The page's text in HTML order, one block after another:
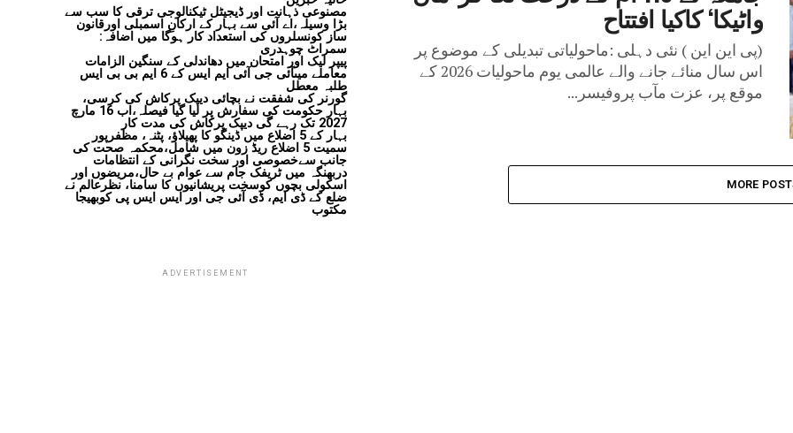
واٹیکا‘ کاکیا افتتاح
(پی این این ) نئی دہلی :ماحولیاتی تبدیلی کے موضوع پر
اس سال منائے جانے والے عالمی یوم ماحولیات 2026 کے
موقع پر، عزت مآب پروفیسر...
MORE
مصنوعی ذہانت اور ڈیجیٹل ٹیکنالوجی ترقی کا سب سے
بڑا وسیلہ،اے آئی سے بہار کے ارکانِ اسمبلی اورقانون
ساز کونسلروں کی استعداد کار ہوگا میں اضافہ:
سمراٹ چوہدری
پیپر لیک اور امتحان میں دھاندلی کے سنگین الزامات
معاملے میںآئی جی آئی ایم ایس کے 6 ایم بی بی ایس
طلبہ معطل
گورنر کی شفقت نے بچائی دیپک پرکاش کی کرسی،
بہار حکومت کی سفارش پر لیا گیا فیصلہ،اب 16 مارچ
2027 تک رہے گی دیپک پرکاش کی مدت کار
بہار کے 5 اضلاع میں ڈینگو کا پھیلاؤ، پٹنہ، مظفرپور
سمیت 5 اضلاع ریڈ زون میں شامل،محکمہ صحت کی
جانب سےخصوصی اور سخت نگرانی کے انتظامات
دربھنگہ میں ٹریفک جام سے عوام بے حال،مریضوں اور
اسکولی بچوں کوسخت پریشانیوں کا سامنا، نظرعالم نے
ضلع کے ڈی ایم، ڈی آئی جی اور ایس ایس پی کوبھیجا
مکتوب
ADVERTISEMENT